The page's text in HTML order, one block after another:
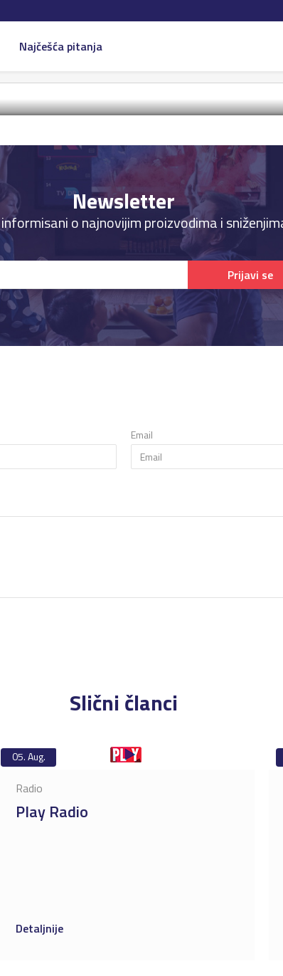
Najčešća pitanja
Newsletter
o najnovijim proizvodima i
Prijavi se
Email
Slični članci
05.Aug.
Radio
Play Radio
Detaljnije